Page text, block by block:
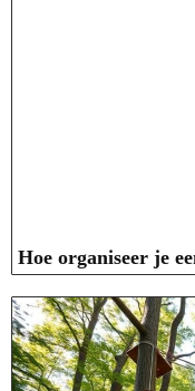
Hoe organiseer je